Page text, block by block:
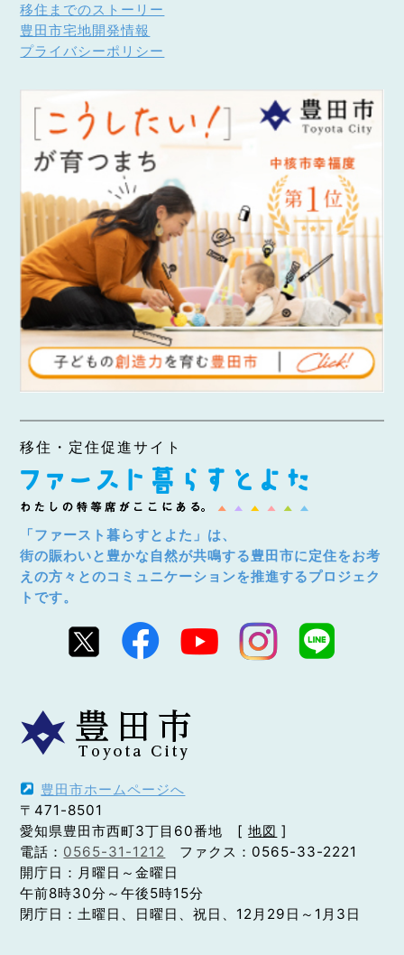
移住までのストーリー
豊田市宅地開発情報
プライバシーポリシー
移住・定住促進サイト
「ファースト暮らすとよた」は、
街の賑わいと豊かな自然が共鳴する豊田市に定住をお考
えの方々とのコミュニケーションを推進するプロジェク
トです。
豊田市ホームページへ
〒471-8501
愛知県豊田市西町3丁目60番地 [地図 ]
電話： 0565-31-1212 ファクス：0565-33-2221
開庁日：月曜日～金曜日
午前8時30分～午後5時15分
閉庁日：土曜日、日曜日、祝日、12月29日～1月3日